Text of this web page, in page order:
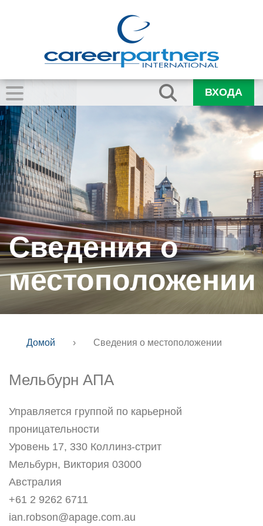
ВХОДА
Сведения о
местоположении
Домой › Сведения о местоположении
Мельбурн АПА
Управляется группой по карьерной
проницательности
Уровень 17, 330 Коллинз-стрит
Мельбурн, Виктория 03000
Австралия
+61 2 9262 6711
ian.robson@apage.com.au